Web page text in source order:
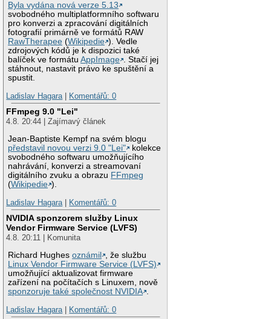
Byla vydána nová verze 5.13
svobodného multiplatformního softwaru
pro konverzi a zpracování digitálních
fotografií primárně ve formátů RAW
RawTherapee (Wikipedie ). Vedle
zdrojových kódů je k dispozici také
balíček ve formátuAppImage . Stačí jej
stáhnout, nastavit právo ke spuštění a
spustit.
Ladislav Hagara
Komentářů: 0
FFmpeg 9.0 "Lei"
4.8. 20:44 | Zajímavý článek
Jean-Baptiste Kempf na svém blogu
představil novou verzi 9.0 "Lei"
kolekce
svobodného softwaru umožňujícího
nahrávání, konverzi a streamovaní
digitálního zvuku a obrazu FFmpeg
(Wikipedie ).
Ladislav Hagara
Komentářů: 0
NVIDIA sponzorem služby Linux
Vendor Firmware Service (LVFS)
4.8. 20:11 | Komunita
Richard Hughesoznámil
, že službu
Linux Vendor Firmware Service (LVFS)
umožňující aktualizovat firmware
zařízení na počítačích s Linuxem, nově
sponzoruje také společnost NVIDIA .
Ladislav Hagara | Komentářů: 0